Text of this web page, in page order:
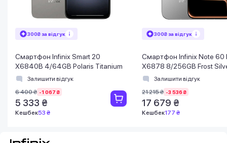
300₴ за відгук
Смартфон Infinix Smart 20
X6840B 4/64GB Polaris Titanium
Залишити відгук
6 400 ₴ -1 067 ₴
5 333 ₴
Кешбек53 ₴
300₴ за відгук
Смартфон Infinix Note 60
X6878 8/256GB Frost
Залишити відгук
21 215 ₴ -3 536 ₴
17 679 ₴
Кешбек177 ₴